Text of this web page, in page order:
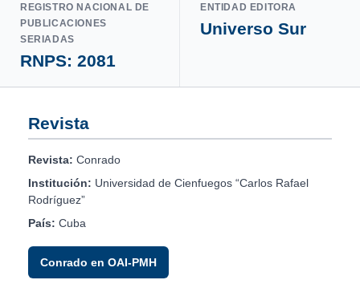
REGISTRO NACIONAL DE
PUBLICACIONES
SERIADAS
RNPS: 2081
ENTIDAD EDITORA
Universo Sur
Revista
Revista: Conrado
Institución: Universidad de Cienfuegos “Carlos Rafael
Rodríguez”
País: Cuba
Conrado en OAI-PMH